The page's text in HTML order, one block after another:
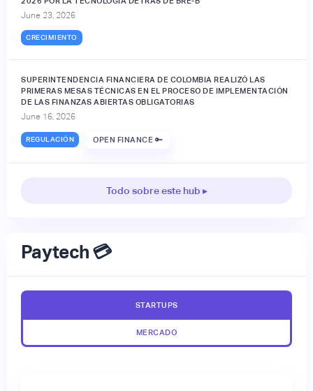
June 23, 2026
CRECIMIENTO
SUPERINTENDENCIA FINANCIERA DE COLOMBIA REALIZÓ LAS
PRIMERAS MESAS TÉCNICAS EN EL PROCESO DE IMPLEMENTACIÓN
DE LAS FINANZAS ABIERTAS OBLIGATORIAS
June 16, 2026
REGULACIÓN OPEN FINANCE 🔑
Todo sobre este hub ▸
Paytech 💳
STARTUPS
MERCADO